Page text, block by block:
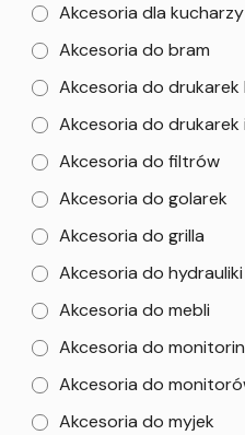
Akcesoria dla
Akcesoria do bram
Akcesoria do
Akcesoria do drukarek
Akcesoria do filtrów
Akcesoria do golarek
Akcesoria do grilla
Akcesoria do hydrauliki
Akcesoria do mebli
Akcesoria do
Akcesoria do
Akcesoria do myjek